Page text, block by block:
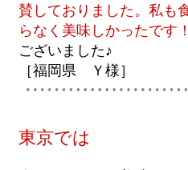
賛しておりました。私も
らなく美味しかったです！
ございました♪
［福岡県 Ｙ様］
東京では